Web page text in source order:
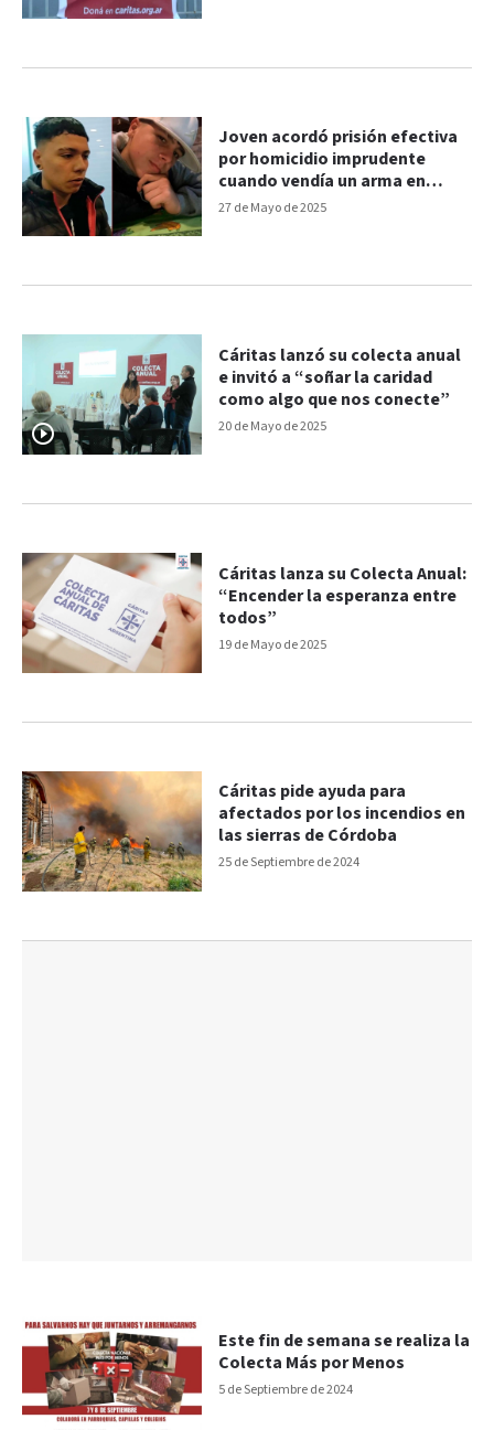
27 de Mayo de 2025
Joven acordó prisión efectiva
por homicidio imprudente
cuando vendía un arma en
Paraná
20 de Mayo de 2025
Cáritas lanzó su colecta anual
e invitó a “soñar la caridad
como algo que nos conecte”
19 de Mayo de 2025
Cáritas lanza su Colecta Anual:
“Encender la esperanza entre
todos”
25 de Septiembre de 2024
Cáritas pide ayuda para
afectados por los incendios en
las sierras de Córdoba
5 de Septiembre de 2024
Este fin de semana se realiza la
Colecta Más por Menos